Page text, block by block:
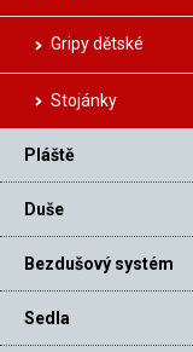
Gripy dětské
Stojánky
Pláště
Duše
Bezdušový systém
Sedla